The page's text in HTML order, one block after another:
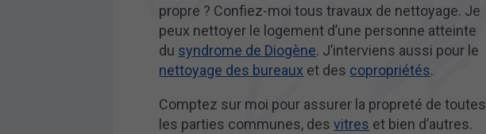
propre ? Confiez-moi tous travaux de nettoyage. Je
peux nettoyer le logement d’une personne atteinte
du syndrome de Diogène. J’interviens aussi pour le
nettoyage des bureaux et des copropriétés.
Comptez sur moi pour assurer la propreté de toutes
les parties communes, desvitres et bien d’autres.